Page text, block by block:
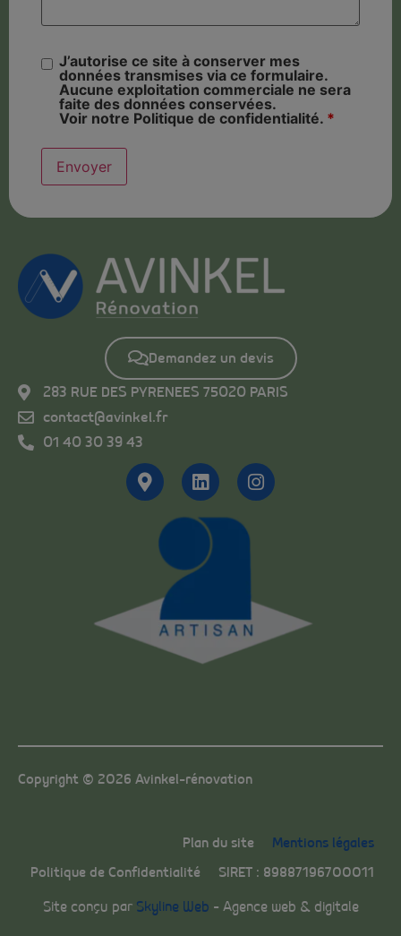
J’autorise ce site à conserver mes
données transmises via ce formulaire.
Aucune exploitation commerciale ne sera
faite des données conservées.
Voir notre Politique de confidentialité. *
Demandez un devis
283 RUE DES PYRENEES 75020 PARIS
contact@avinkel.fr
01 40 30 39 43
Copyright © 2026 Avinkel-rénovation
Plan du site
Mentions légales
Politique de Confidentialité
SIRET : 89887196700011
Site conçu par Skyline Web – Agence web & digitale